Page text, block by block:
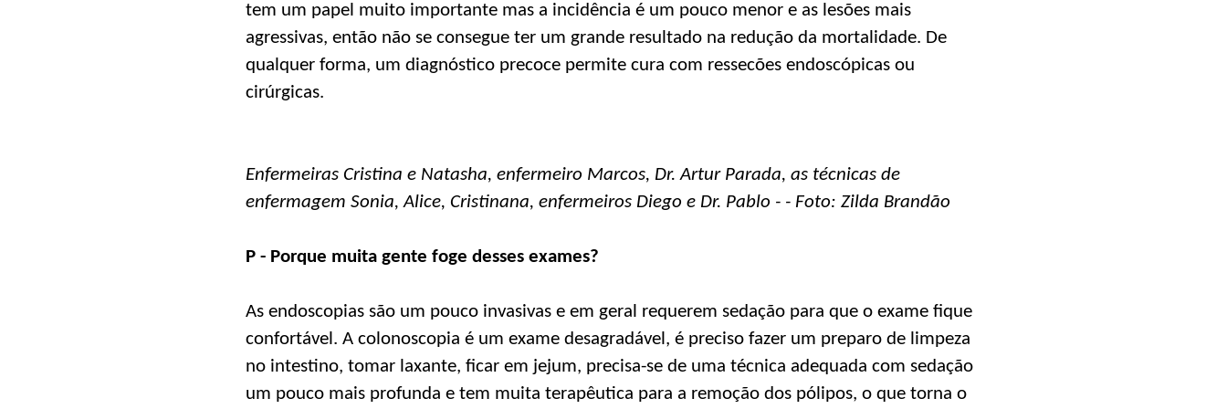
tem um papel muito importante mas a incidência é um pouco menor e as lesões mais
agressivas, então não se consegue ter um grande resultado na redução da mortalidade. De
qualquer forma, um diagnóstico precoce permite cura com ressecões endoscópicas ou
cirúrgicas.
Enfermeiras Cristina e Natasha, enfermeiro Marcos, Dr. Artur Parada, as técnicas de
enfermagem Sonia, Alice, Cristinana, enfermeiros Diego e Dr. Pablo - - Foto: Zilda Brandão
P - Porque muita gente foge desses exames?
As endoscopias são um pouco invasivas e em geral requerem sedação para que o exame fique
confortável. A colonoscopia é um exame desagradável, é preciso fazer um preparo de limpeza
no intestino, tomar laxante, ficar em jejum, precisa-se de uma técnica adequada com sedação
um pouco mais profunda e tem muita terapêutica para a remoção dos pólipos, o que torna o